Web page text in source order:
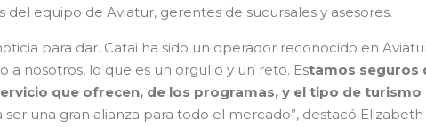
del equipo de Aviatur, gerentes de sucursales y asesores.
para dar. Catai ha sido un operador reconocido en
a nosotros, lo que es un orgullo y un reto. Estamos seguros
que ofrecen, de los programas, y el tipo de turismo
ser una gran alianza para todo el mercado”, destacó Elizabeth